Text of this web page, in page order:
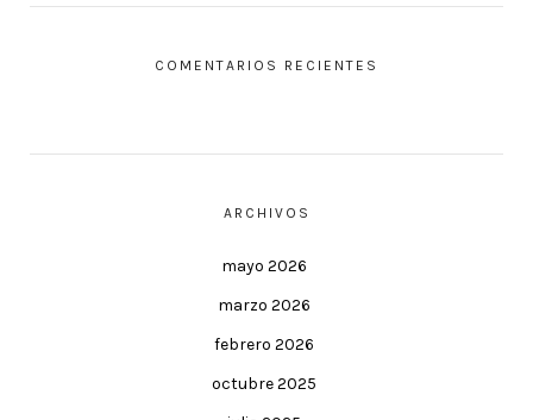
COMENTARIOS RECIENTES
ARCHIVOS
mayo 2026
marzo 2026
febrero 2026
octubre 2025